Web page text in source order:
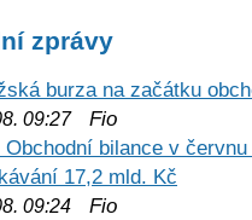
zprávy
burza na začátku
09:27Fio
Obchodní bilance v
17,2 mld. Kč
09:24 Fio